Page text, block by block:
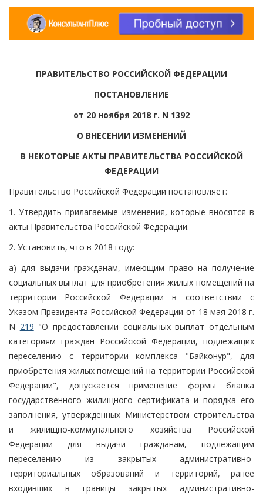
ПРАВИТЕЛЬСТВО РОССИЙСКОЙ ФЕДЕРАЦИИ
ПОСТАНОВЛЕНИЕ
от 20 ноября 2018 г. N 1392
О ВНЕСЕНИИ ИЗМЕНЕНИЙ
В НЕКОТОРЫЕ АКТЫ ПРАВИТЕЛЬСТВА РОССИЙСКОЙ
ФЕДЕРАЦИИ
Правительство Российской Федерации постановляет:
1. Утвердить прилагаемые изменения, которые вносятся в
акты Правительства Российской Федерации.
2. Установить, что в 2018 году:
а) для выдачи гражданам, имеющим право на получение
социальных выплат для приобретения жилых помещений на
территории Российской Федерации в соответствии с
Указом Президента Российской Федерации от 18 мая 2018 г.
N 219 "О предоставлении социальных выплат отдельным
категориям граждан Российской Федерации, подлежащих
переселению с территории комплекса "Байконур", для
приобретения жилых помещений на территории Российской
Федерации", допускается применение формы бланка
государственного жилищного сертификата и порядка его
заполнения, утвержденных Министерством строительства
и жилищно-коммунального хозяйства Российской
Федерации для выдачи гражданам, подлежащим
переселению из закрытых административно-
территориальных образований и территорий, ранее
входивших в границы закрытых административно-